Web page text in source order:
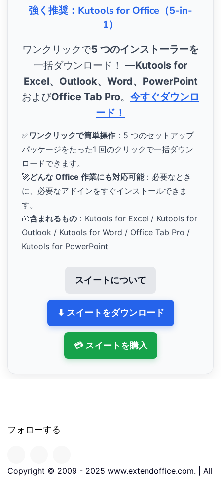
強く推奨：Kutools for Office（5-in-
1）
ワンクリックで5 つのインストーラーを
一括ダウンロード！ ―Kutools for
Excel、Outlook、Word、PowerPoint
およびOffice Tab Pro。 今すぐダウンロ
ード！
✅ワンクリックで簡単操作 ：5 つのセットアップ
パッケージをたった1 回のクリックで一括ダウン
ロードできます。
🚀どんな Office 作業にも対応可能：必要なとき
に、必要なアドインをすぐインストールできま
す。
🧰含まれるもの ：Kutools for Excel / Kutools for
Outlook / Kutools for Word / Office Tab Pro /
Kutools for PowerPoint
スイートについて
⬇ スイートをダウンロード
💳 スイートを購入
フォローする
Copyright © 2009 - 2025 www.extendoffice.com. | All